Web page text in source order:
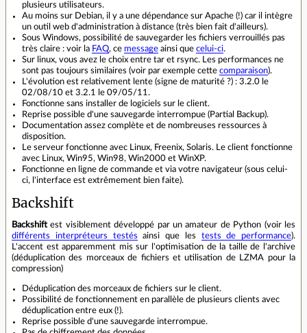
plusieurs utilisateurs.
Au moins sur Debian, il y a une dépendance sur Apache (!) car il intègre
un outil web d'administration à distance (très bien fait d'ailleurs).
Sous Windows, possibilité de sauvegarder les fichiers verrouillés pas
très claire : voir la FAQ, ce message ainsi que celui-ci.
Sur linux, vous avez le choix entre tar et rsync. Les performances ne
sont pas toujours similaires (voir par exemple cette comparaison).
L'évolution est relativement lente (signe de maturité ?) : 3.2.0 le
02/08/10 et 3.2.1 le 09/05/11.
Fonctionne sans installer de logiciels sur le client.
Reprise possible d'une sauvegarde interrompue (Partial Backup).
Documentation assez complète et de nombreuses ressources à
disposition.
Le serveur fonctionne avec Linux, Freenix, Solaris. Le client fonctionne
avec Linux, Win95, Win98, Win2000 et WinXP.
Fonctionne en ligne de commande et via votre navigateur (sous celui-
ci, l'interface est extrêmement bien faite).
Backshift
Backshiftest visiblement développé par un amateur de Python (voir les
différents interpréteurs testés ainsi que les tests de performance).
L'accent est apparemment mis sur l'optimisation de la taille de l'archive
(déduplication des morceaux de fichiers et utilisation de LZMA pour la
compression)
Déduplication des morceaux de fichiers sur le client.
Possibilité de fonctionnement en parallèle de plusieurs clients avec
déduplication entre eux (!).
Reprise possible d'une sauvegarde interrompue.